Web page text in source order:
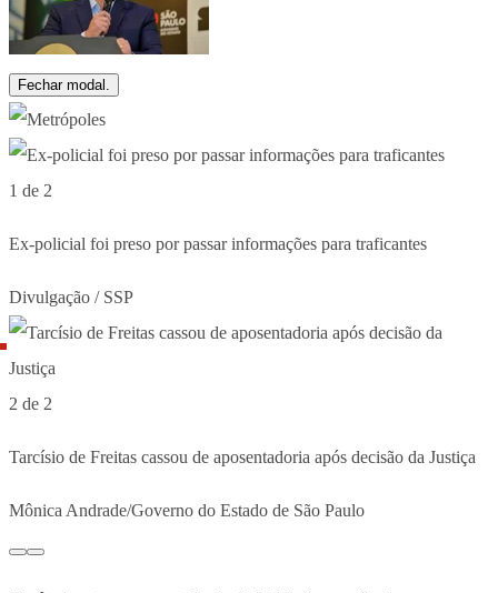
Fechar modal.
1 de 2
Ex-policial foi preso por passar informações para traficantes
Divulgação / SSP
2 de 2
Tarcísio de Freitas cassou de aposentadoria após decisão da Justiça
Mônica Andrade/Governo do Estado de São Paulo